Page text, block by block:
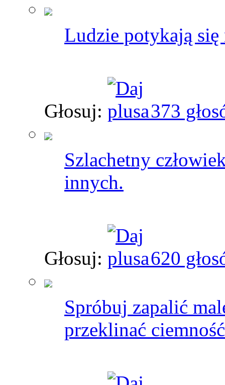
Ludzie potykają
Głosuj: 373
Szlachetny
innych.
Głosuj: 620
Spróbuj zapalić
przeklinać